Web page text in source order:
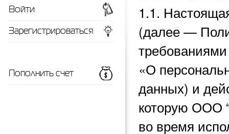
1.1.
(далее —
«О
данных) и
которую ООО
во время
Войти
Зарегистрироваться
Пополнить счет